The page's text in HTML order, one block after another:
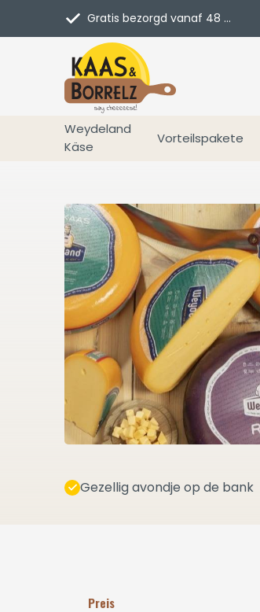
Weydeland
Käse
Vorteilspakete
Gratis bezorgd vanaf 48 euro in NL
Gezellig avondje op de bank
Preis